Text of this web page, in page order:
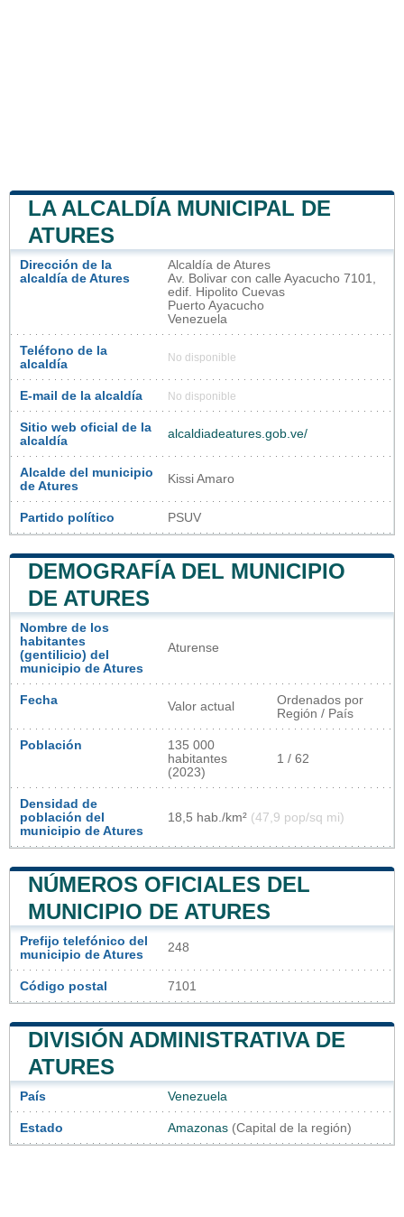
LA ALCALDÍA MUNICIPAL DE
ATURES
Dirección de la
alcaldía de Atures
Alcaldía de Atures
Av. Bolivar con calle Ayacucho 7101,
edif. Hipolito Cuevas
Puerto Ayacucho
Venezuela
Teléfono de la
alcaldía
No disponible
E-mail de la alcaldía No disponible
Sitio web oficial de la
alcaldía
alcaldiadeatures.gob.ve/
Alcalde del municipio
de Atures
Kissi Amaro
Partido político PSUV
DEMOGRAFÍA DEL MUNICIPIO
DE ATURES
Nombre de los
habitantes
(gentilicio) del
municipio de Atures
Aturense
Fecha Valor actual
Ordenados por
Región / País
Población
135 000
habitantes
(2023)
1 / 62
Densidad de
población del
municipio de Atures
18,5 hab./km² (47,9 pop/sq mi)
NÚMEROS OFICIALES DEL
MUNICIPIO DE ATURES
Prefijo telefónico del
municipio de Atures
248
Código postal 7101
DIVISIÓN ADMINISTRATIVA DE
ATURES
País Venezuela
Estado Amazonas (Capital de la región)